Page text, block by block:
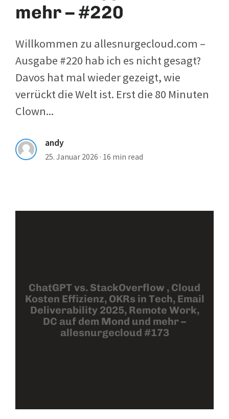
mehr – #220
Willkommen zu allesnurgecloud.com –
Ausgabe #220 hab ich es nicht gesagt?
Davos hat mal wieder gezeigt, wie
verrückt die Welt ist. Erst die 80 Minuten
Clown...
andy
25. Januar 2026 · 16 min read
ChatGPT vs. StackOverflow , Cloud
Kosten Effizienz, OKRs in Tech, Email
Deliverability 2025, Remote Work,
DC auf dem Mond und mehr –
allesnurgecloud #173